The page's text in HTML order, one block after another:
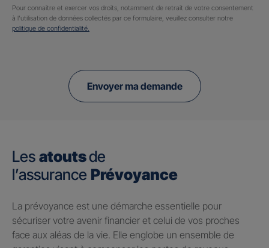
Pour connaitre et exercer vos droits, notamment de retrait de votre consentement
à l'utilisation de données collectés par ce formulaire, veuillez consulter notre
politique de confidentialité.
Envoyer ma demande
Les atoutsde
l’assurance Prévoyance
​La prévoyance est une démarche essentielle pour
sécuriser votre avenir financier et celui de vos proches
face aux aléas de la vie. Elle englobe un ensemble de